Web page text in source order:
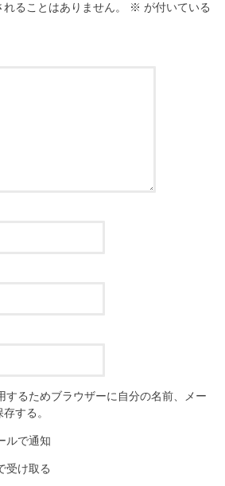
ることはありません。 ※ が付いている
するためブラウザーに自分の名前、メー
する。
ルで通知
受け取る